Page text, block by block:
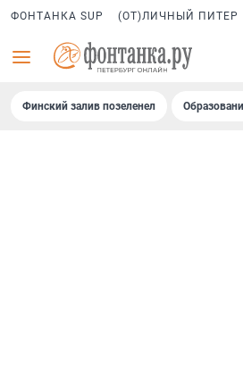
ФОНТАНКА SUP (ОТ)ЛИЧНЫЙ ПИТЕР
Финский залив позеленел